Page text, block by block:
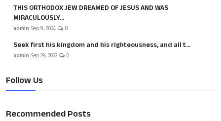
THIS ORTHODOX JEW DREAMED OF JESUS AND WAS
MIRACULOUSLY...
admin Sep 9, 2024 0
Seek first his kingdom and his righteousness, and all t...
admin Sep 29, 2022 0
Follow Us
Recommended Posts